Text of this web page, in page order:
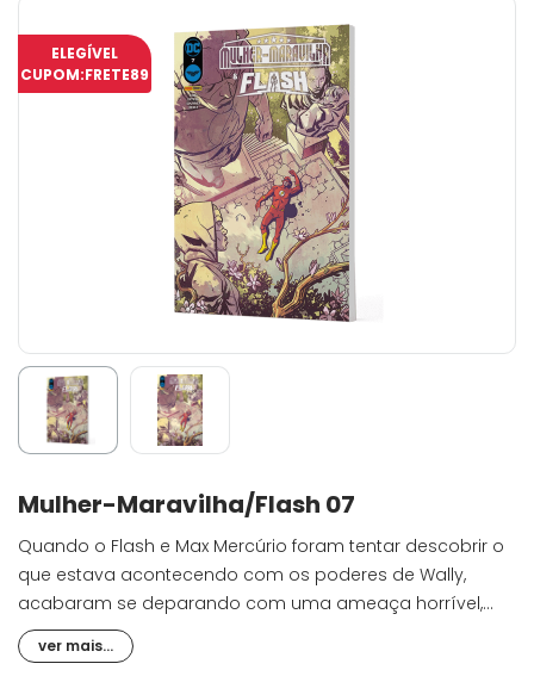
ELEGÍVEL
CUPOM:FRETE89
Mulher-Maravilha/Flash 07
Quando o Flash e Max Mercúrio foram tentar descobrir o
que estava acontecendo com os poderes de Wally,
acabaram se deparando com uma ameaça horrível,
fazendo com que Max acabasse ficando preso naquela
realidade. Neste volume, ele finalmente será encontrado
ver mais...